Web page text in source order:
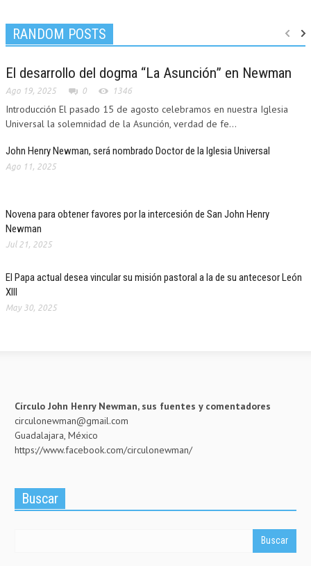
RANDOM POSTS
El desarrollo del dogma “La Asunción” en Newman
Ago 19, 2025 0 1346
Introducción El pasado 15 de agosto celebramos en nuestra Iglesia
Universal la solemnidad de la Asunción, verdad de fe...
John Henry Newman, será nombrado Doctor de la Iglesia Universal
Ago 11, 2025
Novena para obtener favores por la intercesión de San John Henry
Newman
Jul 21, 2025
El Papa actual desea vincular su misión pastoral a la de su antecesor León
XIII
May 30, 2025
Círculo John Henry Newman, sus fuentes y comentadores
circulonewman@gmail.com
Guadalajara, México
https://www.facebook.com/circulonewman/
Buscar